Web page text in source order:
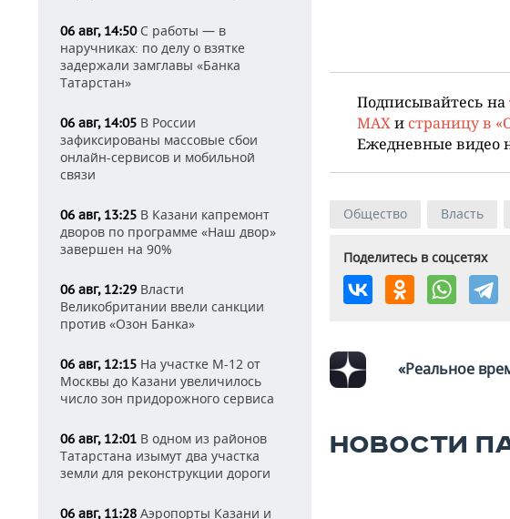
06 авг, 14:50С работы — в
наручниках: по делу о взятке
задержали замглавы «Банка
Татарстан»
06 авг, 14:05 В России
зафиксированы массовые сбои
онлайн-сервисов и мобильной
связи
06 авг, 13:25 В Казани капремонт
дворов по программе «Наш двор»
завершен на 90%
06 авг, 12:29 Власти
Великобритании ввели санкции
против «Озон Банка»
06 авг, 12:15 На участке М-12 от
Москвы до Казани увеличилось
число зон придорожного сервиса
06 авг, 12:01 В одном из районов
Татарстана изымут два участка
земли для реконструкции дороги
06 авг, 11:28 Аэропорты Казани и
Подписывайтесь на
MAXи страницу в
Ежедневные видео
Общество Власть
Поделитесь в соцсетях
«Реальное
НОВОСТИ